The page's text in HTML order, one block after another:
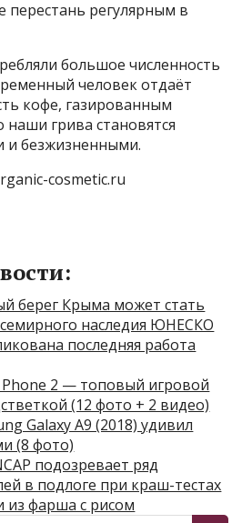
перестань регулярным в
большое численность
человек отдаёт
кофе, газированным
наши грива становятся
и безжизненными.
cosmetic.ru
берег Крыма может стать
наследия ЮНЕСКО
последняя работа
Phone 2 — топовый игровой
(12 фото + 2 видео)
Galaxy A9 (2018) удивил
(8 фото)
подозревает ряд
в подлоге при краш-тестах
из фарша с рисом